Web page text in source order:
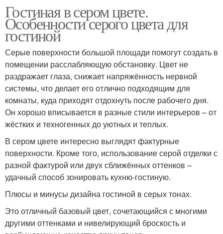
Гостиная в сером цвете.
Особенности серого цвета для
гостиной
Серые поверхности большой площади помогут создать в
помещении расслабляющую обстановку. Цвет не
раздражает глаза, снижает напряжённость нервной
системы, что делает его отлично подходящим для
комнаты, куда приходят отдохнуть после рабочего дня.
Он хорошо вписывается в разные стили интерьеров – от
жёстких и техногенных до уютных и теплых.
В сером цвете интересно выглядят фактурные
поверхности. Кроме того, использование серой отделки с
разной фактурой или двух сближённых оттенков –
удачный способ зонировать кухню-гостиную.
Плюсы и минусы дизайна гостиной в серых тонах.
Это отличный базовый цвет, сочетающийся с многими
другими оттенками и нивелирующий броскость и